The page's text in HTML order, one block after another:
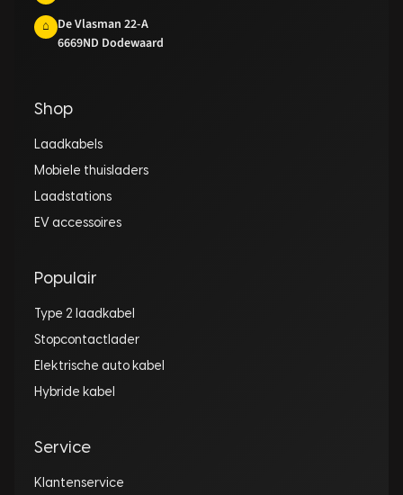
⌂
De Vlasman 22-A
6669ND Dodewaard
Shop
Laadkabels
Mobiele thuisladers
Laadstations
EV accessoires
Populair
Type 2 laadkabel
Stopcontactlader
Elektrische auto kabel
Hybride kabel
Service
Klantenservice